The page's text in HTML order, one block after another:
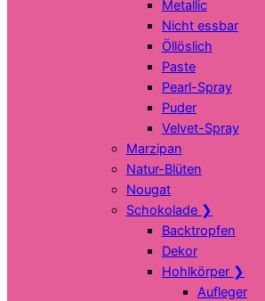
Metallic
Nicht essbar
Öllöslich
Paste
Pearl-Spray
Puder
Velvet-Spray
Marzipan
Natur-Blüten
Nougat
Schokolade ❯
Backtropfen
Dekor
Hohlkörper ❯
Aufleger